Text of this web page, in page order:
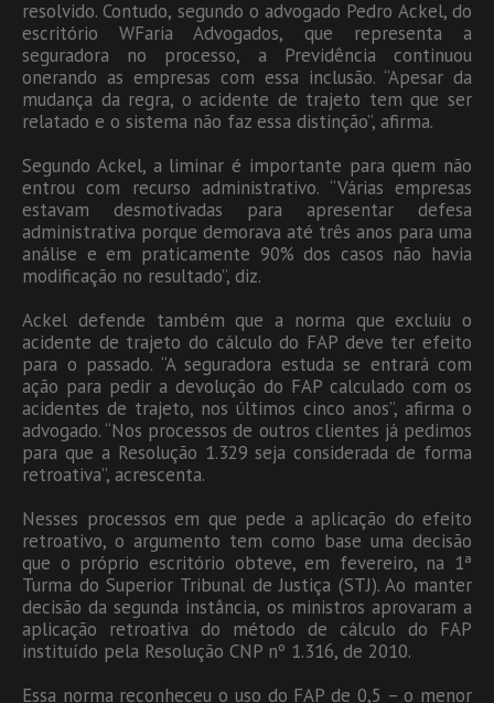
resolvido. Contudo, segundo o advogado Pedro Ackel, do
escritório WFaria Advogados, que representa a
seguradora no processo, a Previdência continuou
onerando as empresas com essa inclusão. “Apesar da
mudança da regra, o acidente de trajeto tem que ser
relatado e o sistema não faz essa distinção”, afirma.
Segundo Ackel, a liminar é importante para quem não
entrou com recurso administrativo. “Várias empresas
estavam desmotivadas para apresentar defesa
administrativa porque demorava até três anos para uma
análise e em praticamente 90% dos casos não havia
modificação no resultado”, diz.
Ackel defende também que a norma que excluiu o
acidente de trajeto do cálculo do FAP deve ter efeito
para o passado. “A seguradora estuda se entrará com
ação para pedir a devolução do FAP calculado com os
acidentes de trajeto, nos últimos cinco anos”, afirma o
advogado. “Nos processos de outros clientes já pedimos
para que a Resolução 1.329 seja considerada de forma
retroativa”, acrescenta.
Nesses processos em que pede a aplicação do efeito
retroativo, o argumento tem como base uma decisão
que o próprio escritório obteve, em fevereiro, na 1ª
Turma do Superior Tribunal de Justiça (STJ). Ao manter
decisão da segunda instância, os ministros aprovaram a
aplicação retroativa do método de cálculo do FAP
instituído pela Resolução CNP nº 1.316, de 2010.
Essa norma reconheceu o uso do FAP de 0,5 – o menor